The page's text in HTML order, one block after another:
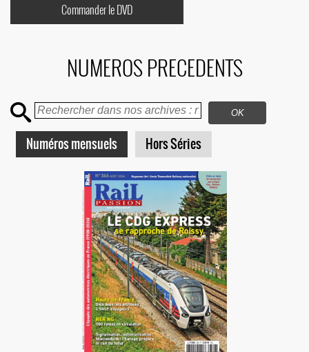
Commander le DVD
NUMEROS PRECEDENTS
Numéros mensuels Hors Séries